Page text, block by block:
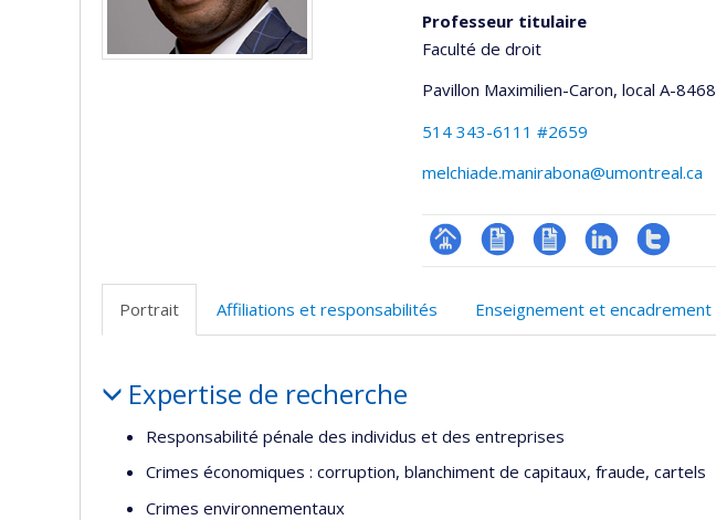
Professeur titulaire
Faculté de droit
Pavillon Maximilien-Caron, local A-8468
514 343-6111 #2659
melchiade.manirabona@umontreal.ca
Page
(faculté,département,école)
CV
CV
LinkedInCompte
Portrait Affiliations et responsabilités Enseignement et encadrement
Expertise de recherche
Responsabilité pénale des individus et des entreprises
Crimes économiques : corruption, blanchiment de capitaux, fraude, cartels
Crimes environnementaux